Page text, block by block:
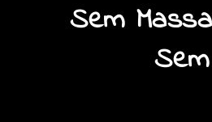
Sem
Sem